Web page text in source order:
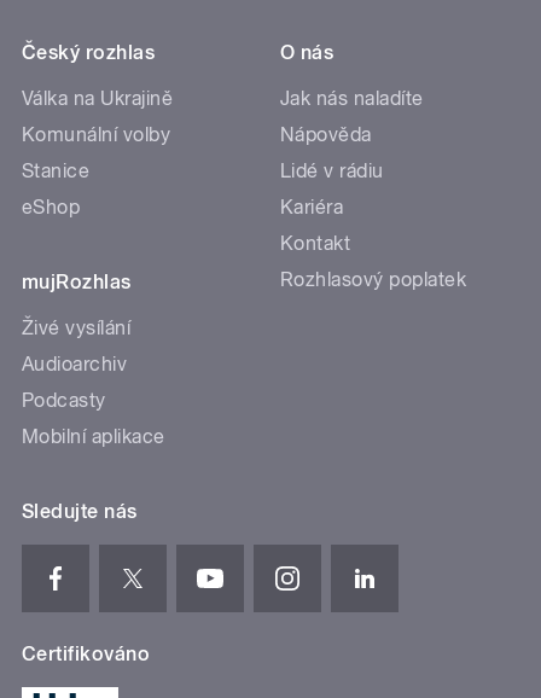
Český rozhlas
Válka na Ukrajině
Komunální volby
Stanice
eShop
mujRozhlas
Živé vysílání
Audioarchiv
Podcasty
Mobilní aplikace
O nás
Jak nás naladíte
Nápověda
Lidé v rádiu
Kariéra
Kontakt
Rozhlasový poplatek
Sledujte nás
Certifikováno